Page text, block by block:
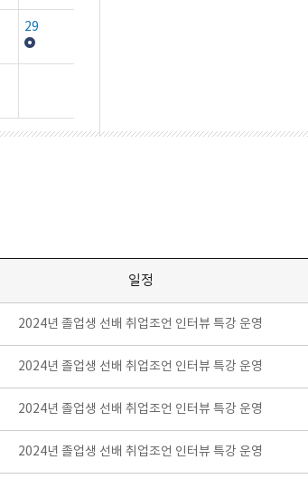
29
일정
2024년 졸업생 선배 취업조언 인터뷰 특강 운영
2024년 졸업생 선배 취업조언 인터뷰 특강 운영
2024년 졸업생 선배 취업조언 인터뷰 특강 운영
2024년 졸업생 선배 취업조언 인터뷰 특강 운영